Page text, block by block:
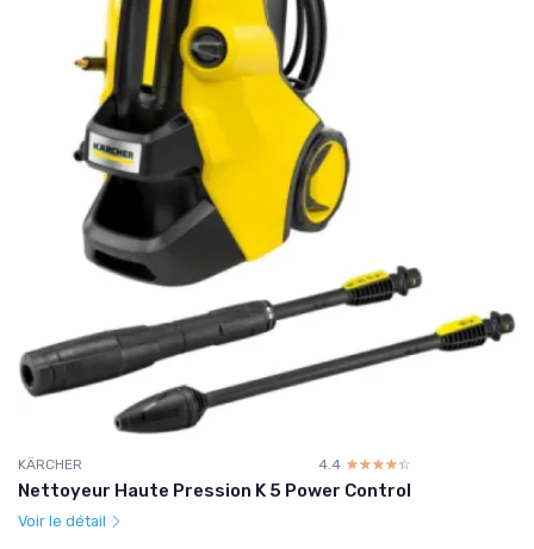
KÄRCHER 4.4 ☆☆☆☆☆
★★★★★
Nettoyeur Haute Pression K 5 Power Control
Voir le détail